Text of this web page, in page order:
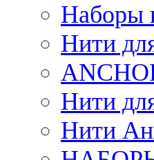
Наборы
Нити
Нити
Нити